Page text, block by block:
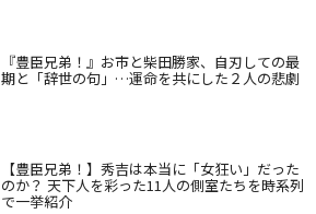
『豊臣兄弟！』お市と柴田勝家、自刃しての最
期と「辞世の句」…運命を共にした２人の悲劇
【豊臣兄弟！】秀吉は本当に「女狂い」だった
のか？ 天下人を彩った11人の側室たちを時系列
で一挙紹介